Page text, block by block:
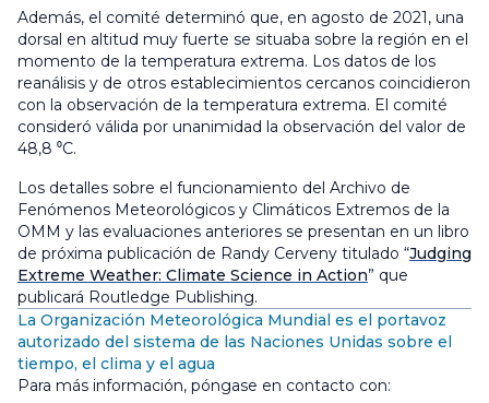
Además, el comité determinó que, en agosto de 2021, una
dorsal en altitud muy fuerte se situaba sobre la región en el
momento de la temperatura extrema. Los datos de los
reanálisis y de otros establecimientos cercanos coincidieron
con la observación de la temperatura extrema. El comité
consideró válida por unanimidad la observación del valor de
48,8 ⁰C.
Los detalles sobre el funcionamiento del Archivo de
Fenómenos Meteorológicos y Climáticos Extremos de la
OMM y las evaluaciones anteriores se presentan en un libro
de próxima publicación de Randy Cerveny titulado “Judging
Extreme Weather: Climate Science in Action” que
publicará Routledge Publishing.
La Organización Meteorológica Mundial es el portavoz
autorizado del sistema de las Naciones Unidas sobre el
tiempo, el clima y el agua
Para más información, póngase en contacto con: